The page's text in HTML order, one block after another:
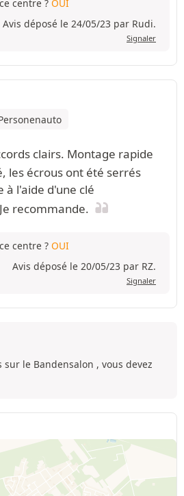
centre ? OUI
Avis déposé le 24/05/23 par Rudi.
Signaler
clairs. Montage rapide
les écrous ont été serrés
à l'aide d'une clé
recommande.
centre ? OUI
Avis déposé le 20/05/23 par RZ.
Signaler
le Bandensalon , vous devez